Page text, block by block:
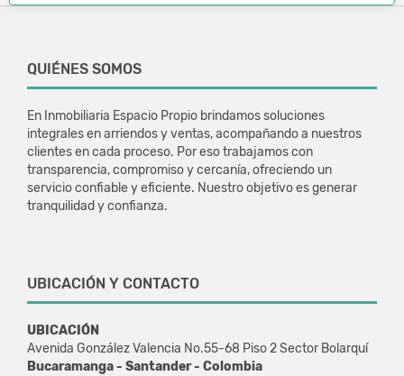
QUIÉNES SOMOS
En Inmobiliaria Espacio Propio brindamos soluciones
integrales en arriendos y ventas, acompañando a nuestros
clientes en cada proceso. Por eso trabajamos con
transparencia, compromiso y cercanía, ofreciendo un
servicio confiable y eficiente. Nuestro objetivo es generar
tranquilidad y confianza.
UBICACIÓN Y CONTACTO
UBICACIÓN
Avenida González Valencia No.55-68 Piso 2 Sector Bolarquí
Bucaramanga - Santander - Colombia